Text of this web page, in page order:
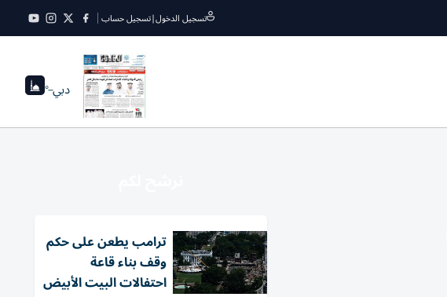
تسجيل الدخول|تسجيل حساب
دبي--°
ترامب يطعن على حكم
وقف بناء قاعة
احتفالات البيت الأبيض